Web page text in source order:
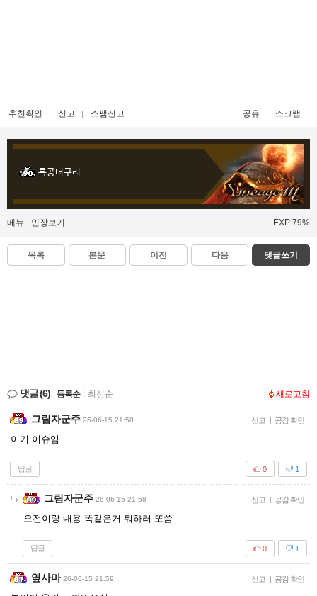
추천확인 신고 스팸신고 공유 스크랩
특공너구리
메뉴 인장보기 EXP 79%
목록 본문 이전 다음 댓글쓰기
댓글(6) 등록순 최신순 새로고침
그림자군주 26-06-15 21:58 신고 | 공감 확인
이거 이슈임
답글 1
0
그림자군주 26-06-15 21:58 신고 | 공감 확인
오전이랑 내용 똑같은거 뭐하러 또씀
답글 1
0
옆사마 26-06-15 21:59 신고 | 공감 확인